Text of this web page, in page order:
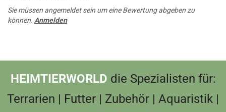
Sie müssen angemeldet sein um eine Bewertung abgeben zu
können. Anmelden
HEIMTIERWORLD die Spezialisten für:
Terrarien | Futter | Zubehör | Aquaristik |